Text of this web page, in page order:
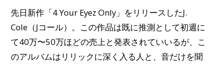
先日新作「4 Your Eyez Only」をリリースしたJ.
Cole（Jコール）。この作品は既に推測として初週に
て40万〜50万ほどの売上と発表されていいるが、こ
のアルバムはリリックに深く入る人と、音だけを聞